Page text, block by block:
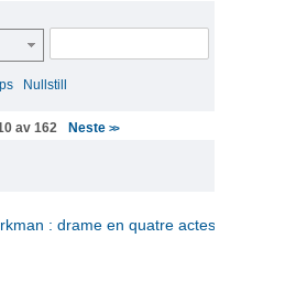
Nullstill
av 162 Neste >>
: drame en quatre actes